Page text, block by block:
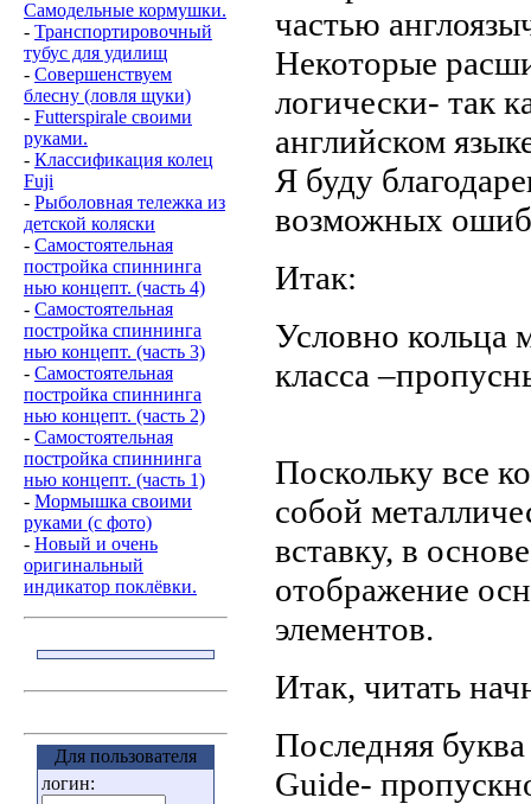
Самодельные кормушки.
- Транспортировочный
тубус для удилищ
- Совершенствуем
блесну (ловля щуки)
- Futterspirale своими
руками.
- Классификация колец
Fuji
- Рыболовная тележка из
детской коляски
- Самостоятельная
постройка спиннинга
нью концепт. (часть 4)
- Самостоятельная
постройка спиннинга
нью концепт. (часть 3)
- Самостоятельная
постройка спиннинга
нью концепт. (часть 2)
- Самостоятельная
постройка спиннинга
нью концепт. (часть 1)
- Мормышка своими
руками (с фото)
- Новый и очень
оригинальный
индикатор поклёвки.
Для пользователя
логин:
частью
Некоторые
логически- так
английском
Я буду
возможных
Итак:
Условно кольца
класса
Поскольку все
собой
вставку, в
отображение
элементов.
Итак, читать
Последняя
Guide-